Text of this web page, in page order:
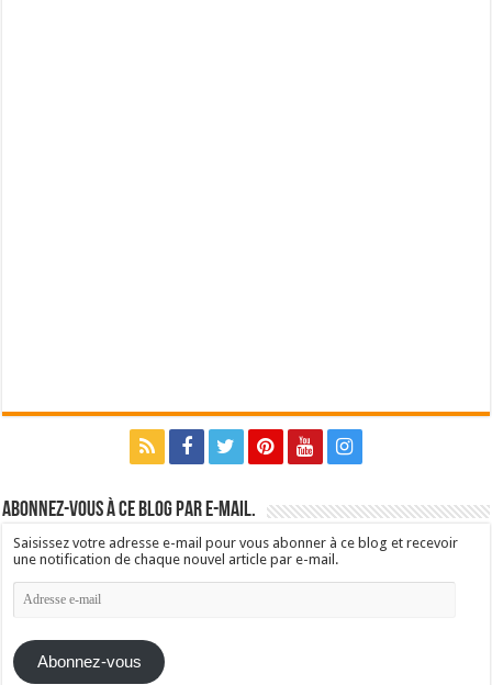
Abonnez-vous à ce blog par e-mail.
Saisissez votre adresse e-mail pour vous abonner à ce blog et recevoir
une notification de chaque nouvel article par e-mail.
Adresse
e-
Abonnez-vous